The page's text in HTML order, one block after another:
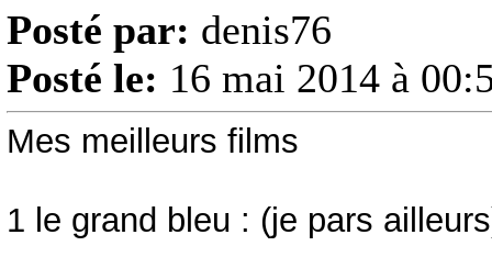
Posté par: denis76
Posté le: 16 mai 2014 à
Mes meilleurs films
1 le grand bleu : (je pars